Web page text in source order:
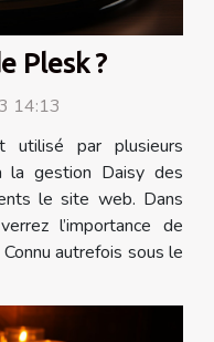
Plesk ?
14:13
par plusieurs
la gestion Daisy des
le site web. Dans
l’importance de
autrefois sous le